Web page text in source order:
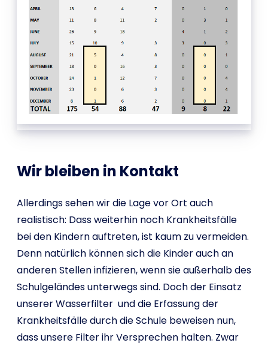
Wir bleiben in Kontakt
Allerdings sehen wir die Lage vor Ort auch
realistisch: Dass weiterhin noch Krankheitsfälle
bei den Kindern auftreten, ist kaum zu vermeiden.
Denn natürlich können sich die Kinder auch an
anderen Stellen infizieren, wenn sie außerhalb des
Schulgeländes unterwegs sind. Doch der Einsatz
unserer Wasserfilter und die Erfassung der
Krankheitsfälle durch die Schule beweisen nun,
dass unsere Filter ihr Versprechen halten. Zwar